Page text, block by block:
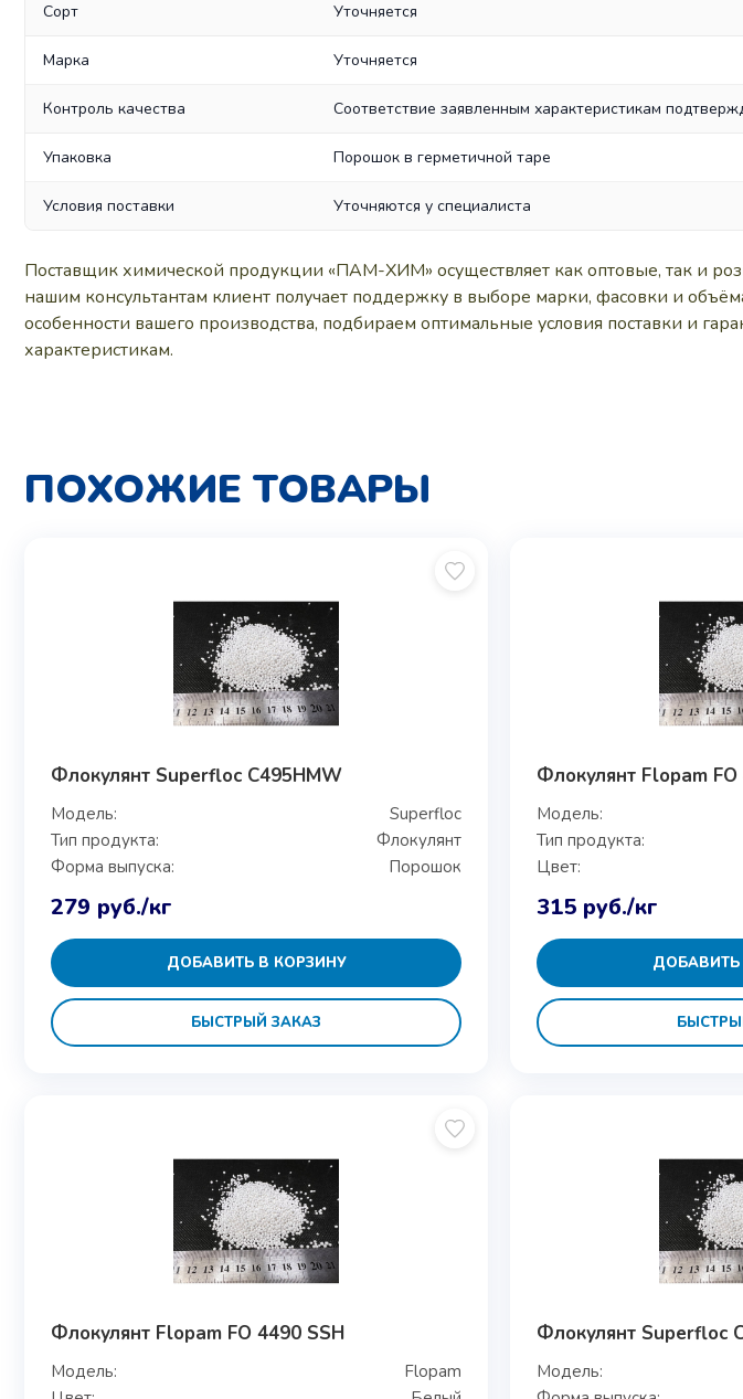
Сорт Уточняется
Марка Уточняется
Контроль качества Соответствие заявленным характеристикам
Упаковка Порошок в герметичной таре
Условия поставки Уточняются у специалиста
Поставщик химической продукции «ПАМ-ХИМ» осуществляет как оптовые, так и
нашим консультантам клиент получает поддержку в выборе марки, фасовки и
особенности вашего производства, подбираем оптимальные условия поставки и
характеристикам.
ПОХОЖИЕ ТОВАРЫ
Флокулянт Superfloc C495HMW
Модель:
Superfloc
Тип продукта:
Флокулянт
Форма выпуска:
Порошок
279 руб./кг
ДОБАВИТЬ В КОРЗИНУ
БЫСТРЫЙ ЗАКАЗ
Флокулянт Flopam
Модель:
Тип продукта:
Цвет:
315 руб./кг
ДОБАВИТЬ
Флокулянт Flopam FO 4490 SSH
Модель:
Flopam
Флокулянт Superfloc
Модель: